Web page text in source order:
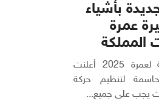
بأشياء
عمرة
المملكة
عاجل نيوز: المواعيد النهائية الهامة لعمرة 2025 أعلنت
لتنظيم حركة
يجب على جميع...